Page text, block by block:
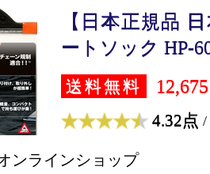
【日本正規品
ートソック HP-
送料無料
4.32点 /
ンラインショップ